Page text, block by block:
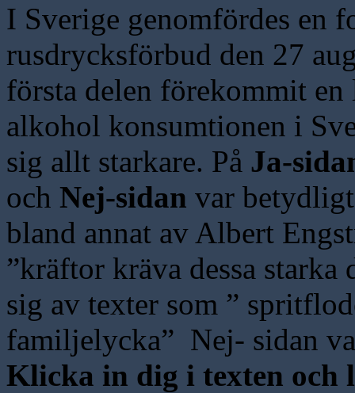
I Sverige genomfördes en
rusdrycksförbud den 27
första delen förekommit
alkohol konsumtionen i
sig allt starkare. På Ja-
och Nej-sidan var
bland annat av Albert
”kräftor kräva dessa starka
sig av texter som ”
familjelycka” Nej- sidan
Klicka in dig i texten och